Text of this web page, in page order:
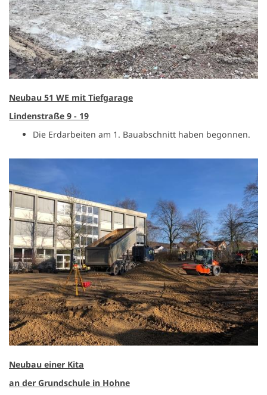
Neubau 51 WE mit Tiefgarage
Lindenstraße 9 - 19
Die Erdarbeiten am 1. Bauabschnitt haben begonnen.
Neubau einer Kita
an der Grundschule in Hohne